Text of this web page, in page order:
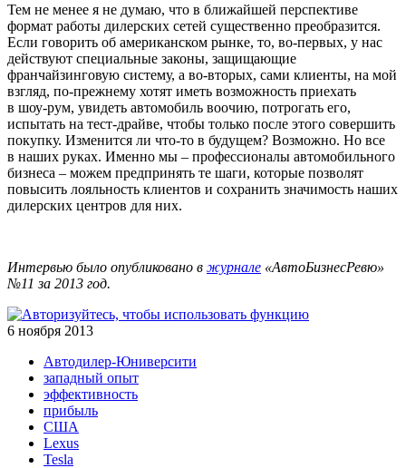
Тем не менее я не думаю, что в ближайшей перспективе
формат работы дилерских сетей существенно преобразится.
Если говорить об американском рынке, то, во-первых, у нас
действуют специальные законы, защищающие
франчайзинговую систему, а во-вторых, сами клиенты, на мой
взгляд, по-прежнему хотят иметь возможность приехать
в шоу-рум, увидеть автомобиль воочию, потрогать его,
испытать на тест-драйве, чтобы только после этого совершить
покупку. Изменится ли что-то в будущем? Возможно. Но все
в наших руках. Именно мы – профессионалы автомобильного
бизнеса – можем предпринять те шаги, которые позволят
повысить лояльность клиентов и сохранить значимость наших
дилерских центров для них.
Интервью было опубликовано в журнале «АвтоБизнесРевю»
№11 за 2013 год.
6 ноября 2013
Автодилер-Юниверсити
западный опыт
эффективность
прибыль
США
Lexus
Tesla